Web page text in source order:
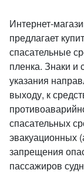
Интернет-
предлагает
спасательные
пленка. Знаки
указания
выходу, к
спасательных
эвакуационных
запрещения
пассажиров